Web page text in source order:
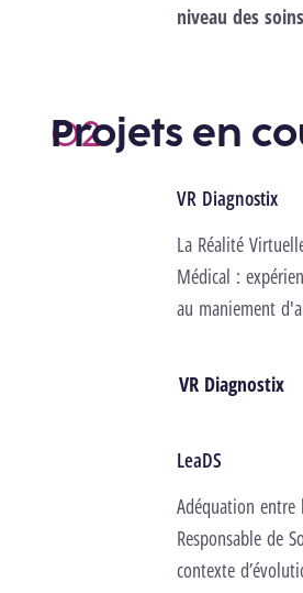
niveau des
Projets en
VR Diagnostix
La Réalité
Médical :
au maniement
VR Diagnostix
LeaDS
Adéquation
Responsable de
contexte